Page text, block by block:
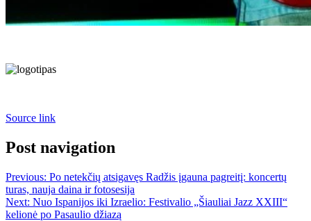
Source link
Post navigation
Previous: Po netekčių atsigavęs Radžis įgauna pagreitį: koncertų
turas, nauja daina ir fotosesija
Next: Nuo Ispanijos iki Izraelio: Festivalio „Šiauliai Jazz XXIII“
kelionė po Pasaulio džiazą